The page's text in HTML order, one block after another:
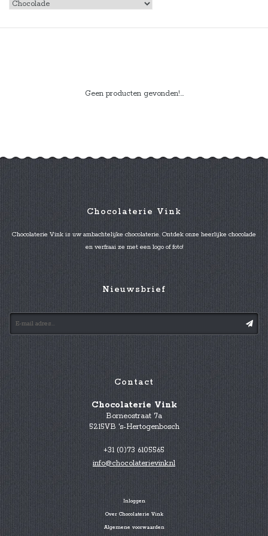
Geen producten gevonden!...
Chocolaterie Vink
Chocolaterie Vink is uw ambachtelijke chocolaterie. Ontdek onze heerlijke chocolade
en verfraai ze met een logo of foto!
Nieuwsbrief
Contact
Chocolaterie Vink
Borneostraat 7a
5215VB 's-Hertogenbosch
+31 (0)73 6105565
info@chocolaterievink.nl
Inloggen
Over Chocolaterie Vink
Algemene voorwaarden